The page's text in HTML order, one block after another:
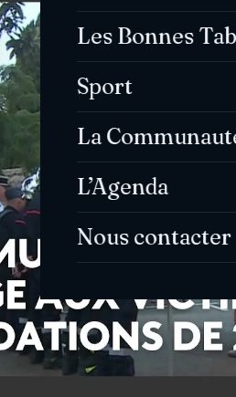
Les Bonnes
Sport
La
L’Agenda
Nous contacter